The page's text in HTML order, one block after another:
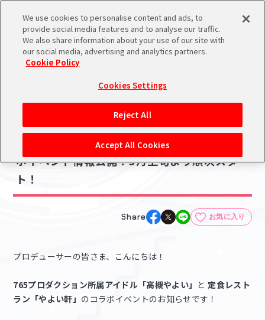
スケジュール 検索
バンダイナムコIDで
アイドルマスター ポータルへの登録について
シリアルコード・
あいことば
活動履歴
閲覧履歴・購入履歴
お気に入り
マイスケジュール
マイデスク設定変更 バンダイナムコID Link設定
ニュース
その他
2022.03.09
【765】「高槻やよい」×「やよい軒」コラ
ボイベント情報公開！3月上旬より順次スター
ト！
Share お気に入り
プロデューサーの皆さま、こんにちは！
765プロダクション所属アイドル「高槻やよい」 と定食レスト
ラン「やよい軒」 のコラボイベントのお知らせです！
We use cookies to personalise content and ads, to
provide social media features and to analyse our traffic.
We also share information about your use of our site with
our social media, advertising and analytics partners.
Cookie Policy
Cookies Settings
Reject All
Accept All Cookies